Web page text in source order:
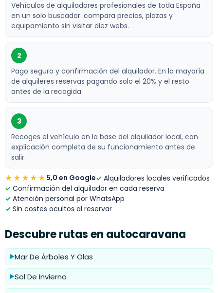
Vehículos de alquiladores profesionales de toda España
en un solo buscador: compara precios, plazas y
equipamiento sin visitar diez webs.
2
Pago seguro y confirmación del alquilador. En la mayoría
de alquileres reservas pagando solo el 20% y el resto
antes de la recogida.
3
Recoges el vehículo en la base del alquilador local, con
explicación completa de su funcionamiento antes de
salir.
★★★★★ 5,0 en Google✓ Alquiladores locales verificados
✓ Confirmación del alquilador en cada reserva
✓ Atención personal por WhatsApp
✓ Sin costes ocultos al reservar
Descubre rutas en autocaravana
▶Mar De Árboles Y Olas
▶Sol De Invierno